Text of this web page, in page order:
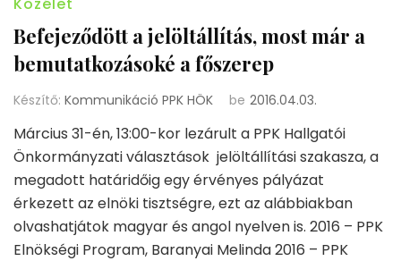
Befejeződött a jelöltállítás, most már a
bemutatkozásoké a főszerep
Készítő: Kommunikáció PPK HÖK be 2016.04.03.
Március 31-én, 13:00-kor lezárult a PPK Hallgatói
Önkormányzati választások jelöltállítási szakasza, a
megadott határidőig egy érvényes pályázat
érkezett az elnöki tisztségre, ezt az alábbiakban
olvashatjátok magyar és angol nyelven is. 2016 – PPK
Elnökségi Program, Baranyai Melinda 2016 – PPK